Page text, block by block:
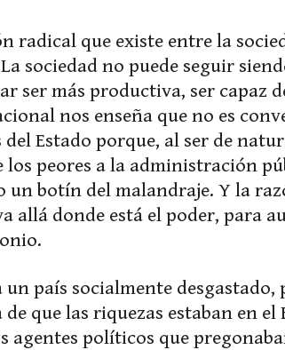
radical que existe entre la
sociedad no puede seguir
ser más productiva, ser capaz
nos enseña que no es
del Estado porque, al ser de
peores a la administración
un botín del malandraje. Y la
allá donde está el poder, para
un país socialmente desgastado,
que las riquezas estaban en el
agentes políticos que